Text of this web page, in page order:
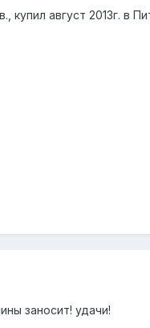
купил август 2013г. в
заносит! удачи!